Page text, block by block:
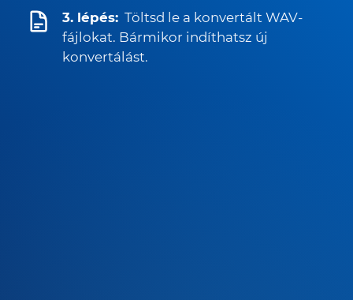
3. lépés: Töltsd le a konvertált WAV-
fájlokat. Bármikor indíthatsz új
konvertálást.